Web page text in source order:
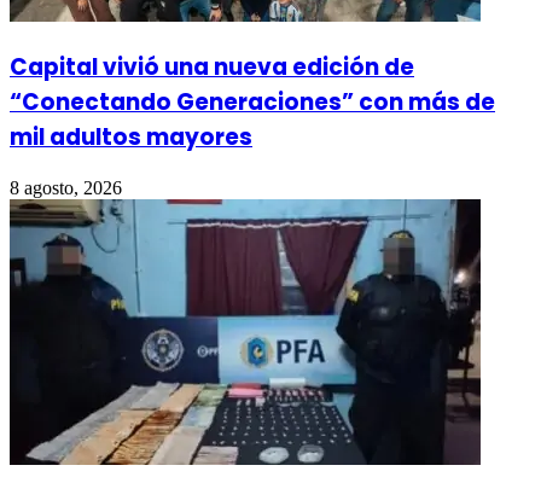
Capital vivió una nueva edición de
“Conectando Generaciones” con más de
mil adultos mayores
8 agosto, 2026